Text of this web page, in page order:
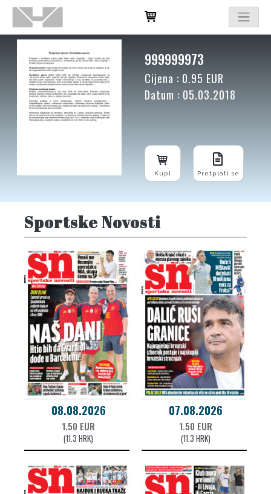
999999973
Cijena : 0.95 EUR
Datum : 05.03.2018
Kupi Pretplati se
Sportske Novosti
08.08.2026
1.50 EUR
(11.3 HRK)
07.08.2026
1.50 EUR
(11.3 HRK)